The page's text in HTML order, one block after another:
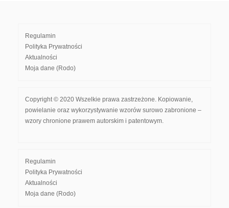
Regulamin
Polityka Prywatności
Aktualności
Moja dane (Rodo)
Copyright © 2020 Wszelkie prawa zastrzeżone. Kopiowanie,
powielanie oraz wykorzystywanie wzorów surowo zabronione –
wzory chronione prawem autorskim i patentowym.
Regulamin
Polityka Prywatności
Aktualności
Moja dane (Rodo)